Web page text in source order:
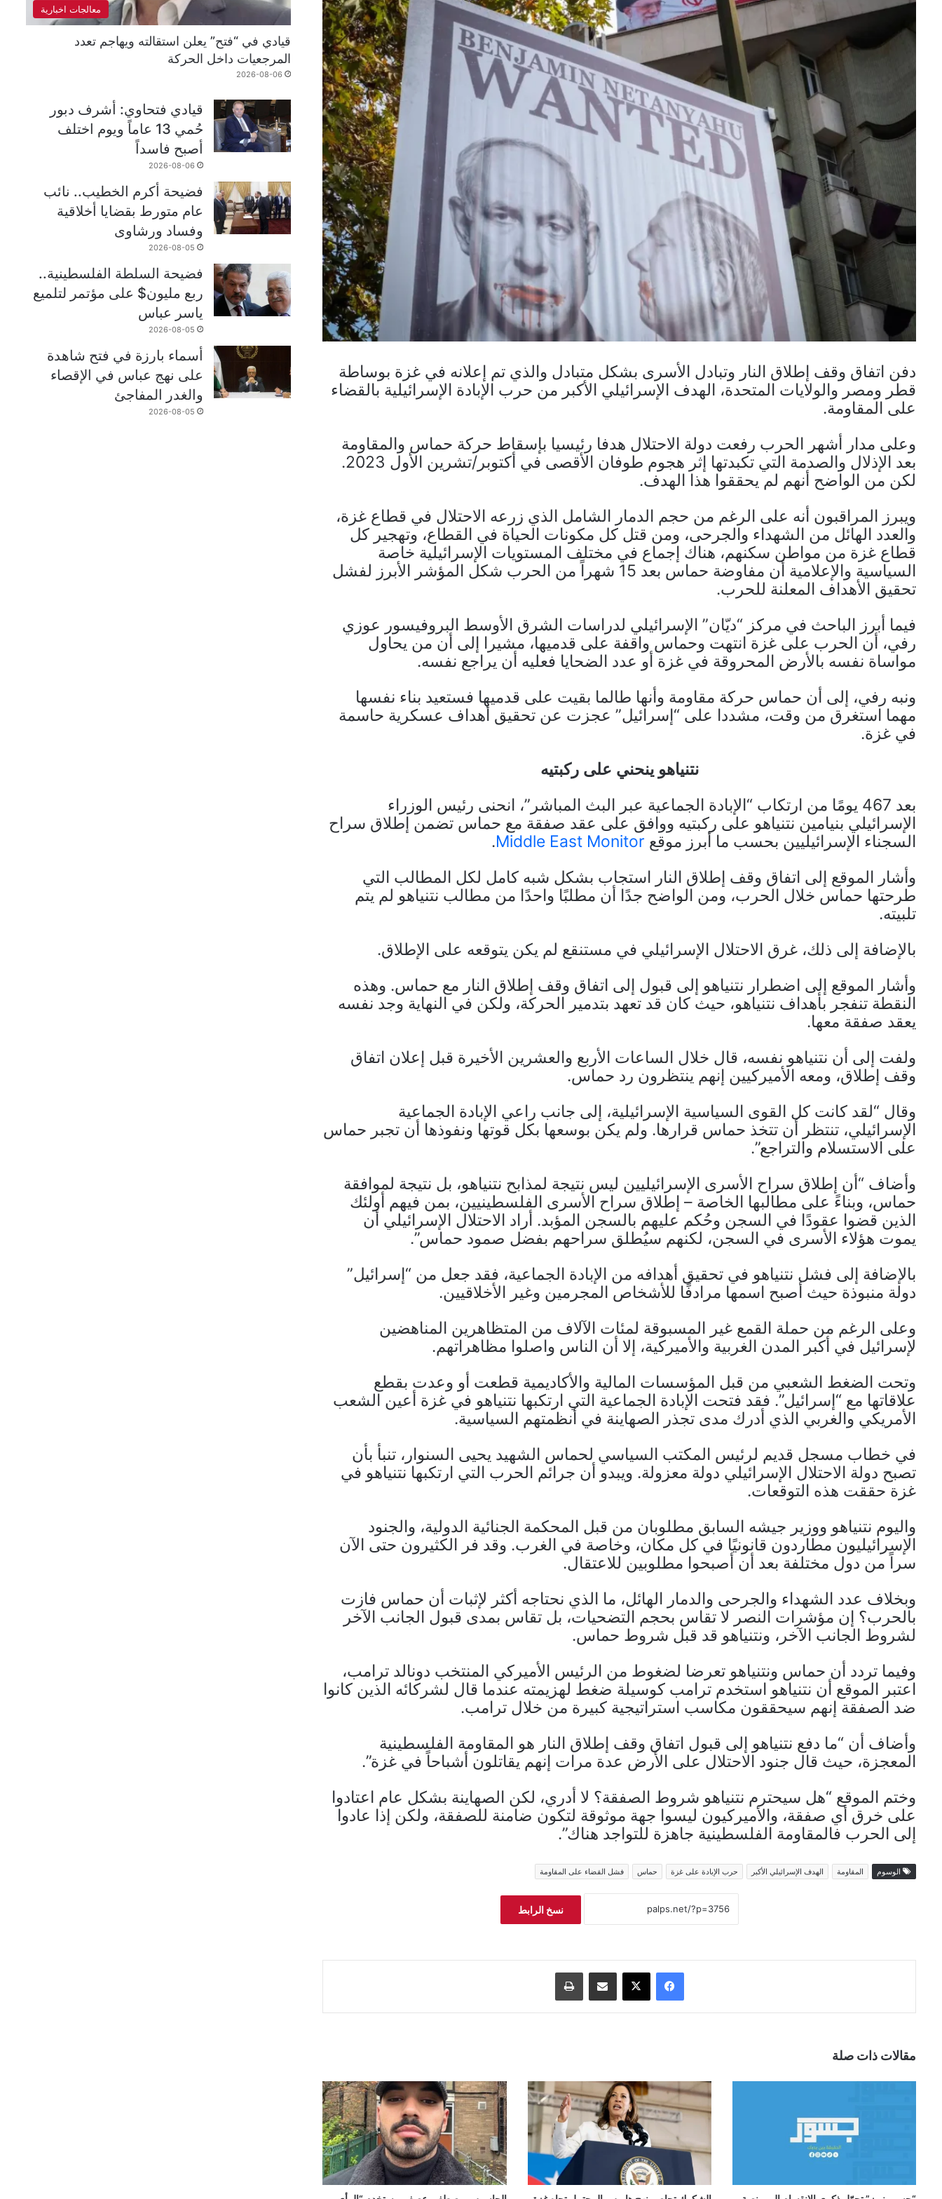
دفن اتفاق وقف إطلاق النار وتبادل الأسرى بشكل متبادل والذي تم إعلانه في غزة بوساطة
قطر ومصر والولايات المتحدة، الهدف الإسرائيلي الأكبر من حرب الإبادة الإسرائيلية بالقضاء
على المقاومة.
وعلى مدار أشهر الحرب رفعت دولة الاحتلال هدفا رئيسيا بإسقاط حركة حماس والمقاومة
بعد الإذلال والصدمة التي تكبدتها إثر هجوم طوفان الأقصى في أكتوبر/تشرين الأول 2023.
لكن من الواضح أنهم لم يحققوا هذا الهدف.
ويبرز المراقبون أنه على الرغم من حجم الدمار الشامل الذي زرعه الاحتلال في قطاع غزة،
والعدد الهائل من الشهداء والجرحى، ومن قتل كل مكونات الحياة في القطاع، وتهجير كل
قطاع غزة من مواطن سكنهم، هناك إجماع في مختلف المستويات الإسرائيلية خاصة
السياسية والإعلامية أن مفاوضة حماس بعد 15 شهراً من الحرب شكل المؤشر الأبرز لفشل
تحقيق الأهداف المعلنة للحرب.
فيما أبرز الباحث في مركز “ديّان” الإسرائيلي لدراسات الشرق الأوسط البروفيسور عوزي
رفي، أن الحرب على غزة انتهت وحماس واقفة على قدميها، مشيرا إلى أن من يحاول
مواساة نفسه بالأرض المحروقة في غزة أو عدد الضحايا فعليه أن يراجع نفسه.
ونبه رفي، إلى أن حماس حركة مقاومة وأنها طالما بقيت على قدميها فستعيد بناء نفسها
مهما استغرق من وقت، مشددا على “إسرائيل” عجزت عن تحقيق أهداف عسكرية حاسمة
في غزة.
نتنياهو ينحني على ركبتيه
بعد 467 يومًا من ارتكاب “الإبادة الجماعية عبر البث المباشر”، انحنى رئيس الوزراء
الإسرائيلي بنيامين نتنياهو على ركبتيه ووافق على عقد صفقة مع حماس تضمن إطلاق سراح
السجناء الإسرائيليين بحسب ما أبرز موقع Middle East Monitor
.
وأشار الموقع إلى اتفاق وقف إطلاق النار استجاب بشكل شبه كامل لكل المطالب التي
طرحتها حماس خلال الحرب، ومن الواضح جدًا أن مطلبًا واحدًا من مطالب نتنياهو لم يتم
تلبيته.
بالإضافة إلى ذلك، غرق الاحتلال الإسرائيلي في مستنقع لم يكن يتوقعه على الإطلاق.
وأشار الموقع إلى اضطرار نتنياهو إلى قبول إلى اتفاق وقف إطلاق النار مع حماس. وهذه
النقطة تنفجر بأهداف نتنياهو، حيث كان قد تعهد بتدمير الحركة، ولكن في النهاية وجد نفسه
يعقد صفقة معها.
ولفت إلى أن نتنياهو نفسه، قال خلال الساعات الأربع والعشرين الأخيرة قبل إعلان اتفاق
وقف إطلاق، ومعه الأميركيين إنهم ينتظرون رد حماس.
وقال “لقد كانت كل القوى السياسية الإسرائيلية، إلى جانب راعي الإبادة الجماعية
الإسرائيلي، تنتظر أن تتخذ حماس قرارها. ولم يكن بوسعها بكل قوتها ونفوذها أن تجبر حماس
على الاستسلام والتراجع”.
وأضاف “أن إطلاق سراح الأسرى الإسرائيليين ليس نتيجة لمذابح نتنياهو، بل نتيجة لموافقة
حماس، وبناءً على مطالبها الخاصة – إطلاق سراح الأسرى الفلسطينيين، بمن فيهم أولئك
الذين قضوا عقودًا في السجن وحُكم عليهم بالسجن المؤبد. أراد الاحتلال الإسرائيلي أن
يموت هؤلاء الأسرى في السجن، لكنهم سيُطلق سراحهم بفضل صمود حماس”.
بالإضافة إلى فشل نتنياهو في تحقيق أهدافه من الإبادة الجماعية، فقد جعل من “إسرائيل”
دولة منبوذة حيث أصبح اسمها مرادفًا للأشخاص المجرمين وغير الأخلاقيين.
وعلى الرغم من حملة القمع غير المسبوقة لمئات الآلاف من المتظاهرين المناهضين
لإسرائيل في أكبر المدن الغربية والأميركية، إلا أن الناس واصلوا مظاهراتهم.
وتحت الضغط الشعبي من قبل المؤسسات المالية والأكاديمية قطعت أو وعدت بقطع
علاقاتها مع “إسرائيل”. فقد فتحت الإبادة الجماعية التي ارتكبها نتنياهو في غزة أعين الشعب
الأمريكي والغربي الذي أدرك مدى تجذر الصهاينة في أنظمتهم السياسية.
في خطاب مسجل قديم لرئيس المكتب السياسي لحماس الشهيد يحيى السنوار، تنبأ بأن
تصبح دولة الاحتلال الإسرائيلي دولة معزولة. ويبدو أن جرائم الحرب التي ارتكبها نتنياهو في
غزة حققت هذه التوقعات.
واليوم نتنياهو ووزير جيشه السابق مطلوبان من قبل المحكمة الجنائية الدولية، والجنود
الإسرائيليون مطاردون قانونيًا في كل مكان، وخاصة في الغرب. وقد فر الكثيرون حتى الآن
سراً من دول مختلفة بعد أن أصبحوا مطلوبين للاعتقال.
وبخلاف عدد الشهداء والجرحى والدمار الهائل، ما الذي نحتاجه أكثر لإثبات أن حماس فازت
بالحرب؟ إن مؤشرات النصر لا تقاس بحجم التضحيات، بل تقاس بمدى قبول الجانب الآخر
لشروط الجانب الآخر، ونتنياهو قد قبل شروط حماس.
وفيما تردد أن حماس ونتنياهو تعرضا لضغوط من الرئيس الأميركي المنتخب دونالد ترامب،
اعتبر الموقع أن نتنياهو استخدم ترامب كوسيلة ضغط لهزيمته عندما قال لشركائه الذين كانوا
ضد الصفقة إنهم سيحققون مكاسب استراتيجية كبيرة من خلال ترامب.
وأضاف أن “ما دفع نتنياهو إلى قبول اتفاق وقف إطلاق النار هو المقاومة الفلسطينية
المعجزة، حيث قال جنود الاحتلال على الأرض عدة مرات إنهم يقاتلون أشباحاً في غزة”.
وختم الموقع “هل سيحترم نتنياهو شروط الصفقة؟ لا أدري، لكن الصهاينة بشكل عام اعتادوا
على خرق أي صفقة، والأميركيون ليسوا جهة موثوقة لتكون ضامنة للصفقة، ولكن إذا عادوا
إلى الحرب فالمقاومة الفلسطينية جاهزة للتواجد هناك”.
الوسوم المقاومة الهدف الإسرائيلي الأكبر حرب الإبادة على غزة حماس فشل القضاء على المقاومة
نسخ الرابط
فيسبوك ‫X مشاركة عبر البريد طباعة
مقالات ذات صلة
معالجات اخبارية
قيادي في “فتح” يعلن استقالته ويهاجم تعدد
المرجعيات داخل الحركة
2026-08-06
قيادي فتحاوي: أشرف دبور
حُمي 13 عاماً ويوم اختلف
أصبح فاسداً
2026-08-06
فضيحة أكرم الخطيب.. نائب
عام متورط بقضايا أخلاقية
وفساد ورشاوى
2026-08-05
فضيحة السلطة الفلسطينية..
ربع مليون$ على مؤتمر لتلميع
ياسر عباس
2026-08-05
أسماء بارزة في فتح شاهدة
على نهج عباس في الإقصاء
والغدر المفاجئ
2026-08-05